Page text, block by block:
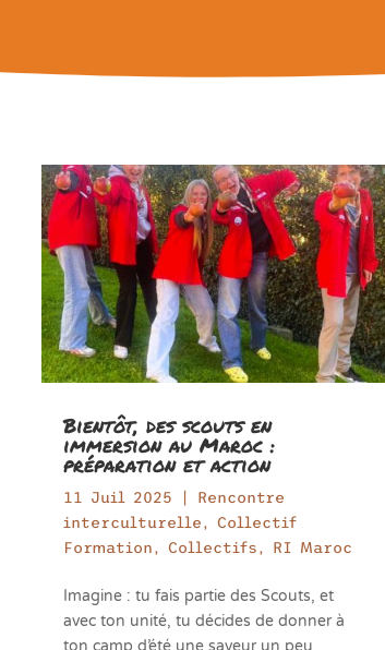
Bientôt, des scouts en
immersion au Maroc :
préparation et action
11 Juil 2025
Rencontre
interculturelle, Collectif
Formation, Collectifs, RI Maroc
Imagine : tu fais partie des Scouts, et
avec ton unité, tu décides de donner à